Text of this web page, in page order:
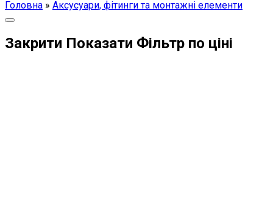
Головна » Аксусуари, фітинги та монтажні елементи
Закрити Показати Фільтр по ціні